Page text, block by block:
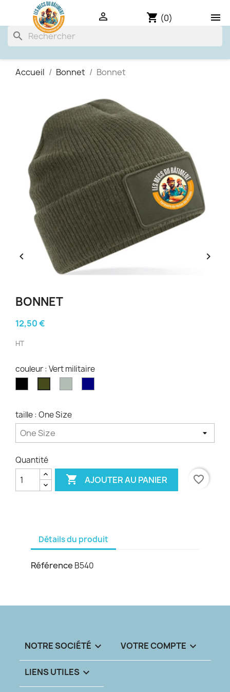

shopping_cart (0)

search
Accueil Bonnet Bonnet
 
BONNET
12,50 €
HT
couleur : Vert militaire
militaire
marine
taille : One Size
Quantité
 AJOUTER AU PANIER favorite_border
Détails du produit
Référence B540
NOTRE SOCIÉTÉ 
LIENS UTILES 
VOTRE COMPTE 